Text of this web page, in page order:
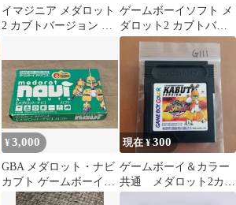
イマジニア メダロット
2 カブトバージョン ゲ
ゲームボーイソフト メ
ダロット2 カブトバー
ジョン
¥3,000
GBA メダロット・ナビ
カブト ゲームボーイア
ドバンス
現在 ¥300
ゲームボーイ＆カラー
共通 メダロット2カブ
トバージョン